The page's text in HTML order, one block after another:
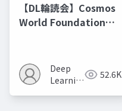
【DL輪読会】Cosmos
World Foundation
Deep
Learning
52.6K